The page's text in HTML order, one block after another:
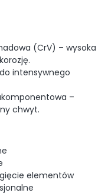
(CrV) – wysoka
intensywnego
–
chwyt.
elementów